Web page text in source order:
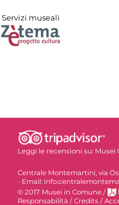
Servizi museali
Leggi le recensioni su: Musei
Centrale Montemartini, via
- Email:
© 2017 Musei in Comune /
Responsabilità / Credits /